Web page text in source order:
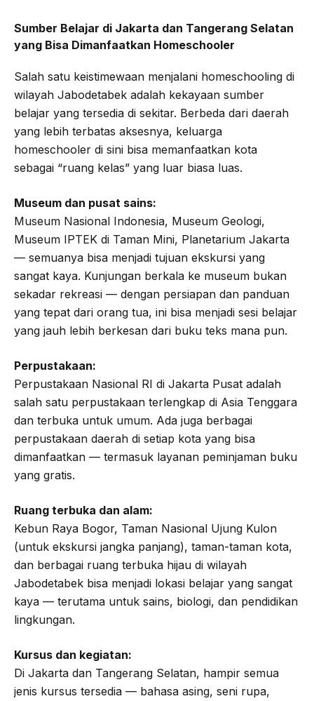
Sumber Belajar di Jakarta dan Tangerang Selatan
yang Bisa Dimanfaatkan Homeschooler
Salah satu keistimewaan menjalani homeschooling di
wilayah Jabodetabek adalah kekayaan sumber
belajar yang tersedia di sekitar. Berbeda dari daerah
yang lebih terbatas aksesnya, keluarga
homeschooler di sini bisa memanfaatkan kota
sebagai “ruang kelas” yang luar biasa luas.
Museum dan pusat sains:
Museum Nasional Indonesia, Museum Geologi,
Museum IPTEK di Taman Mini, Planetarium Jakarta
— semuanya bisa menjadi tujuan ekskursi yang
sangat kaya. Kunjungan berkala ke museum bukan
sekadar rekreasi — dengan persiapan dan panduan
yang tepat dari orang tua, ini bisa menjadi sesi belajar
yang jauh lebih berkesan dari buku teks mana pun.
Perpustakaan:
Perpustakaan Nasional RI di Jakarta Pusat adalah
salah satu perpustakaan terlengkap di Asia Tenggara
dan terbuka untuk umum. Ada juga berbagai
perpustakaan daerah di setiap kota yang bisa
dimanfaatkan — termasuk layanan peminjaman buku
yang gratis.
Ruang terbuka dan alam:
Kebun Raya Bogor, Taman Nasional Ujung Kulon
(untuk ekskursi jangka panjang), taman-taman kota,
dan berbagai ruang terbuka hijau di wilayah
Jabodetabek bisa menjadi lokasi belajar yang sangat
kaya — terutama untuk sains, biologi, dan pendidikan
lingkungan.
Kursus dan kegiatan:
Di Jakarta dan Tangerang Selatan, hampir semua
jenis kursus tersedia — bahasa asing, seni rupa,